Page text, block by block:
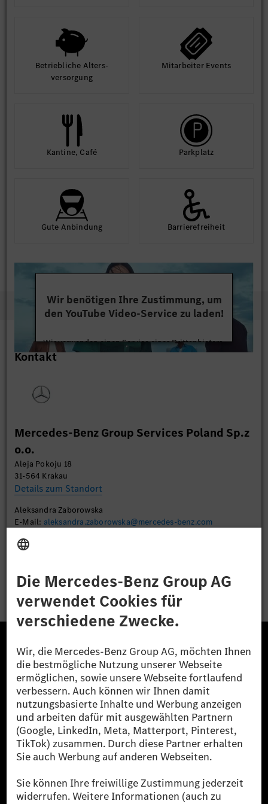
Betrieb­liche Alters­
ver­sorgung
Mit­arbeiter Events
Kantine, Café Park­platz
Gute An­bindung Barriere­frei­heit
Wir benötigen Ihre Zustimmung, um
den YouTube Video-Service zu laden!
Wir verwenden einen Service eines Drittanbieters,
um Videoinhalte einzubetten. Dieser Service kann
Kontakt
Mercedes-Benz Group Services Poland Sp.z
o.o.
Aleja Pokoju 18
31-564 Krakau
Details zum Standort
Aleksandra Zaborowska
E-Mail: aleksandra.zaborowska@mercedes-benz.com
Bewerben
Die Mercedes-Benz Group.
Die Mercedes-Benz Group AG (ehemals Daimler AG)
ist eines der erfolgreichsten Automobilunternehmen
der Welt. Mit der Mercedes-Benz AG gehören wir zu
den größten Anbietern von Premium- und Luxus-Pkw
und Vans. Die Mercedes-Benz Mobility AG bietet
Finanzierung, Leasing, Fahrzeugabos und –miete,
Flottenmanagement, digitale Services rund um Laden
und Bezahlen, die Vermittlung von Versicherungen
sowie innovative Mobilitätsdienstleistungen an.